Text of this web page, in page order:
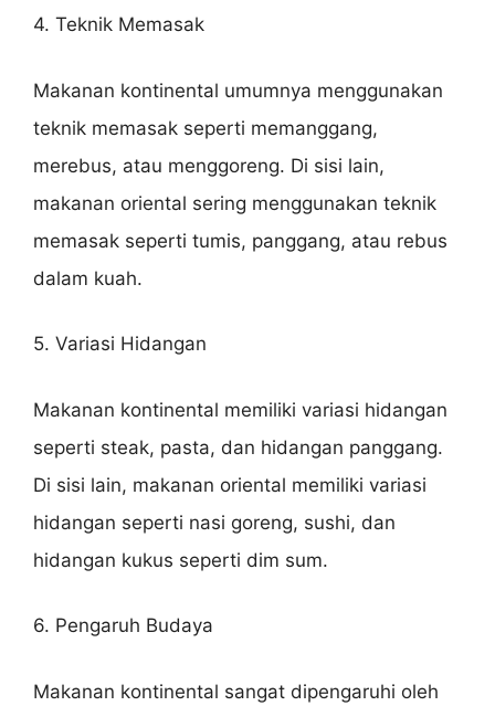
4. Teknik Memasak
Makanan kontinental umumnya menggunakan
teknik memasak seperti memanggang,
merebus, atau menggoreng. Di sisi lain,
makanan oriental sering menggunakan teknik
memasak seperti tumis, panggang, atau rebus
dalam kuah.
5. Variasi Hidangan
Makanan kontinental memiliki variasi hidangan
seperti steak, pasta, dan hidangan panggang.
Di sisi lain, makanan oriental memiliki variasi
hidangan seperti nasi goreng, sushi, dan
hidangan kukus seperti dim sum.
6. Pengaruh Budaya
Makanan kontinental sangat dipengaruhi oleh